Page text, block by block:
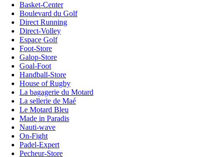
Basket-Center
Boulevard du Golf
Direct Running
Direct-Volley
Espace Golf
Foot-Store
Galop-Store
Goal-Foot
Handball-Store
House of Rugby
La bagagerie du Motard
La sellerie de Maé
Le Motard Bleu
Made in Paradis
Nauti-wave
On-Fight
Padel-Expert
Pecheur-Store